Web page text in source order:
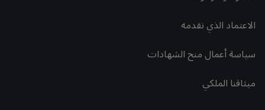
الاعتماد الذي نقدمه
سياسة أعمال منح الشهادات
ميثاقنا الملكي